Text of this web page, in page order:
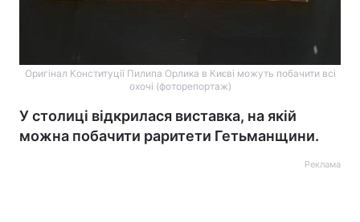
Оригінал Конституції Пилипа Орлика в Києві можуть побачити всі
охочі (фоторепортаж)
У столиці відкрилася виставка, на якій
можна побачити раритети Гетьманщини.
Реклама